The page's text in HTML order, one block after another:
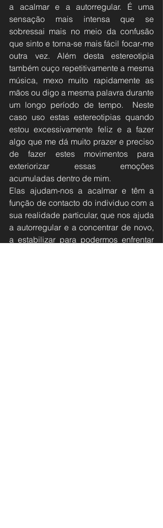
a acalmar e a autorregular. É uma
sensação mais intensa que se
sobressai mais no meio da confusão
que sinto e torna-se mais fácil focar-me
outra vez. Além desta estereotipia
também ouço repetitivamente a mesma
música, mexo muito rapidamente as
mãos ou digo a mesma palavra durante
um longo período de tempo.  Neste
caso uso estas estereotipias quando
estou excessivamente feliz e a fazer
algo que me dá muito prazer e preciso
de fazer estes movimentos para
exteriorizar essas emoções
acumuladas dentro de mim.
Elas ajudam-nos a acalmar e têm a
função de contacto do individuo com a
sua realidade particular, que nos ajuda
a autorregular e a concentrar de novo,
a estabilizar para podermos enfrentar